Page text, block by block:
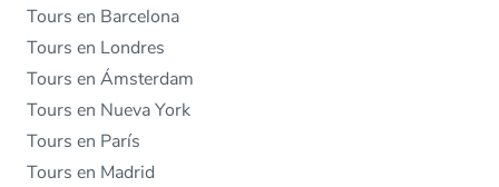
Tours en Barcelona
Tours en Londres
Tours en Ámsterdam
Tours en Nueva York
Tours en París
Tours en Madrid